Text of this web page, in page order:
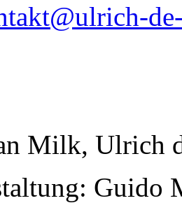
Milk, Ulrich
Guido